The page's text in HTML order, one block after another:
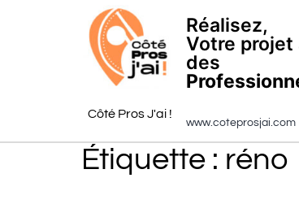
Côté Pros J'ai !
Réalisez,
Votre projet
des
www.coteprosjai.com
Étiquette : réno